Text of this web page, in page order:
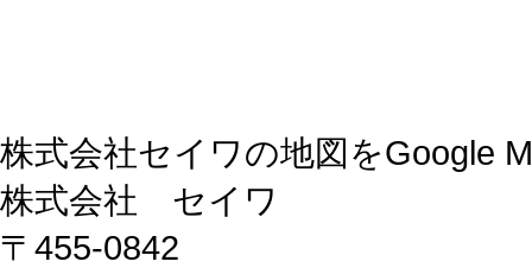
株式会社セイワの地図をGoogle
株式会社 セイワ
〒455-0842